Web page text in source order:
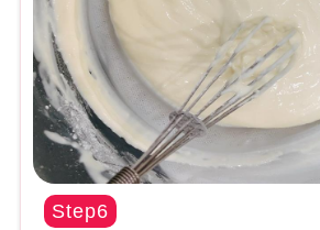
Step6